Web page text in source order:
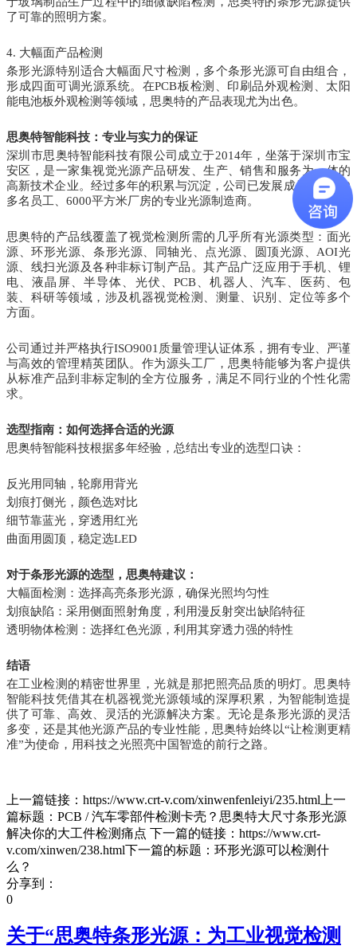
了可靠的照明方案。
4. 大幅面产品检测
条形光源特别适合大幅面尺寸检测，多个条形光源可自由组合，
形成四面可调光源系统。在PCB板检测、印刷品外观检测、太阳
能电池板外观检测等领域，思奥特的产品表现尤为出色。
思奥特智能科技：专业与实力的保证
深圳市思奥特智能科技有限公司成立于2014年，坐落于深圳市宝
安区，是一家集视觉光源产品研发、生产、销售和服务为一体的
高新技术企业。经过多年的积累与沉淀，公司已发展成为拥有100
多名员工、6000平方米厂房的专业光源制造商。
思奥特的产品线覆盖了视觉检测所需的几乎所有光源类型：面光
源、环形光源、条形光源、同轴光、点光源、圆顶光源、AOI光
源、线扫光源及各种非标订制产品。其产品广泛应用于手机、锂
电、液晶屏、半导体、光伏、PCB、机器人、汽车、医药、包
装、科研等领域，涉及机器视觉检测、测量、识别、定位等多个
方面。
公司通过并严格执行ISO9001质量管理认证体系，拥有专业、严谨
与高效的管理精英团队。作为源头工厂，思奥特能够为客户提供
从标准产品到非标定制的全方位服务，满足不同行业的个性化需
求。
选型指南：如何选择合适的光源
思奥特智能科技根据多年经验，总结出专业的选型口诀：
反光用同轴，轮廓用背光
划痕打侧光，颜色选对比
细节靠蓝光，穿透用红光
曲面用圆顶，稳定选LED
对于条形光源的选型，思奥特建议：
大幅面检测：选择高亮条形光源，确保光照均匀性
划痕缺陷：采用侧面照射角度，利用漫反射突出缺陷特征
透明物体检测：选择红色光源，利用其穿透力强的特性
结语
在工业检测的精密世界里，光就是那把照亮品质的明灯。思奥特
智能科技凭借其在机器视觉光源领域的深厚积累，为智能制造提
供了可靠、高效、灵活的光源解决方案。无论是条形光源的灵活
多变，还是其他光源产品的专业性能，思奥特始终以“让检测更精
准”为使命，用科技之光照亮中国智造的前行之路。
上一篇链接：https://www.crt-v.com/xinwenfenleiyi/235.html上一
篇标题：PCB / 汽车零部件检测卡壳？思奥特大尺寸条形光源
解决你的大工件检测痛点 下一篇的链接：https://www.crt-
v.com/xinwen/238.html下一篇的标题：环形光源可以检测什
么？
分享到：
0
关于“思奥特条形光源：为工业视觉检测